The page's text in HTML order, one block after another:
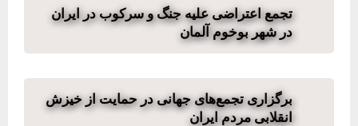
تجمع اعتراضی علیه جنگ و سرکوب در ایران
در شهر بوخوم آلمان
برگزاری تجمع‌های جهانی در حمایت از خیزش
انقلابی مردم ایران